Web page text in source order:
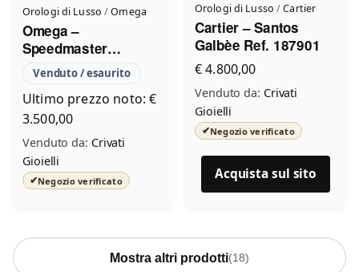
Orologi di Lusso /Omega
Omega –
Speedmaster
Reduced
Ref.175.0032
Venduto / esaurito
Ultimo prezzo noto: €
3.500,00
Venduto da: Crivati
Gioielli
✔Negozio verificato
Orologi di Lusso /Cartier
Cartier – Santos
Galbèe Ref. 187901
€ 4.800,00
Venduto da: Crivati
Gioielli
✔Negozio verificato
Acquista sul sito
Mostra altri prodotti(18)